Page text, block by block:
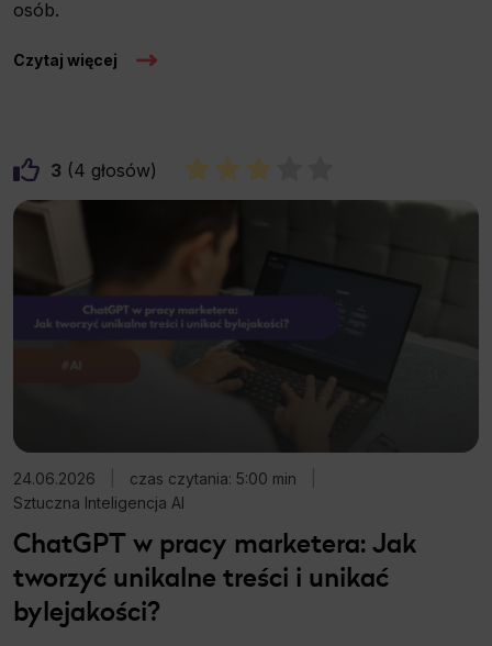
osób.
Czytaj więcej
3 4
24.06.2026 czas czytania: 5:00 min
Sztuczna Inteligencja AI
ChatGPT w pracy marketera: Jak
tworzyć unikalne treści i unikać
bylejakości?